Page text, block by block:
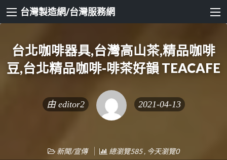
台灣製造網/台灣服務網
台北咖啡器具,台灣高山茶,精品咖啡
豆,台北精品咖啡-啡茶好韻 TEACAFE
由 editor2 2021-04-13
新聞/宣傳 總瀏覽585 , 今天瀏覽0